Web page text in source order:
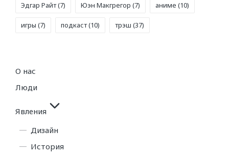
Эдгар Райт(7) Юэн Макгрегор (7) аниме (10)
игры (7) подкаст(10) трэш (37)
О нас
Люди
Явления
Дизайн
История